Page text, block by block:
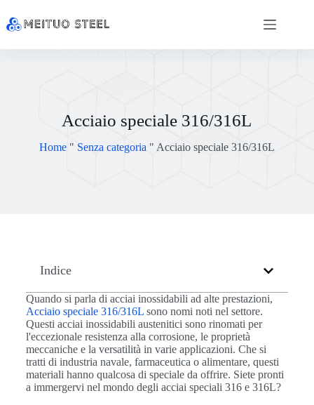
Acciaio speciale 316/316L
Home" Senza categoria " Acciaio speciale 316/316L
Indice
Quando si parla di acciai inossidabili ad alte prestazioni,
Acciaio speciale 316/316Lsono nomi noti nel settore.
Questi acciai inossidabili austenitici sono rinomati per
l'eccezionale resistenza alla corrosione, le proprietà
meccaniche e la versatilità in varie applicazioni. Che si
tratti di industria navale, farmaceutica o alimentare, questi
materiali hanno qualcosa di speciale da offrire. Siete pronti
a immergervi nel mondo degli acciai speciali 316 e 316L?